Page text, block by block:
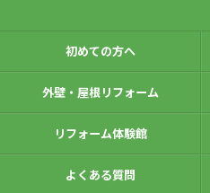
初めての方へ
外壁・屋根リフォーム
リフォーム体験館
よくある質問